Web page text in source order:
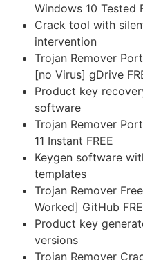
Windows 10 Tested
Crack tool with
intervention
Trojan Remover
[no Virus] gDrive
Product key
software
Trojan Remover
11 Instant FREE
Keygen software
templates
Trojan Remover
Worked] GitHub
Product key
versions
Trojan Remover